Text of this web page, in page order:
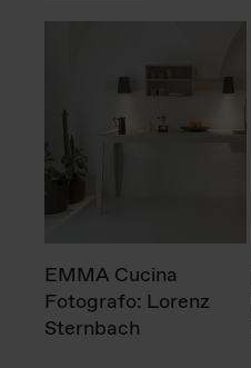
EMMA Cucina
Fotografo: Lorenz
Sternbach